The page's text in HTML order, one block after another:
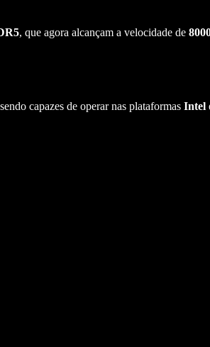
, que agora alcançam a velocidade de
capazes de operar nas plataformas Intel